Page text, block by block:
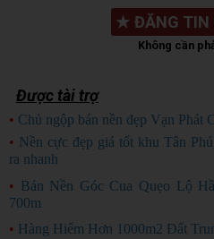
★ ĐĂNG TIN
Không cần
Được tài trợ
• Chủ ngộp bán nền đẹp Vạn Phát
• Nền cực đẹp giá tốt khu Tân
ra nhanh
• Bán Nền Góc Cua Quẹo Lộ
700m
• Hàng Hiếm Hơn 1000m2 Đất